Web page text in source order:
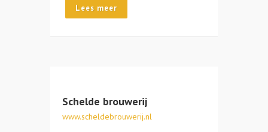
Lees meer
Schelde brouwerij
www.scheldebrouwerij.nl